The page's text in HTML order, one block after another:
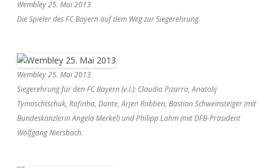
Wembley 25. Mai 2013
Die Spieler des FC Bayern auf dem Weg zur Siegerehrung.
Wembley 25. Mai 2013
Siegerehrung für den FC Bayern (v.l.): Claudio Pizarro, Anatolij
Tymoschtschuk, Rafinha, Dante, Arjen Robben, Bastian Schweinsteiger (mit
Bundeskanzlerin Angela Merkel) und Philipp Lahm (mit DFB-Präsident
Wolfgang Niersbach.